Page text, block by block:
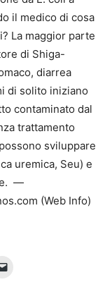
il medico di cosa
La maggior parte
di Shiga-
diarrea
di solito iniziano
contaminato dal
trattamento
sviluppare
uremica, Seu) e
—
(Web Info)